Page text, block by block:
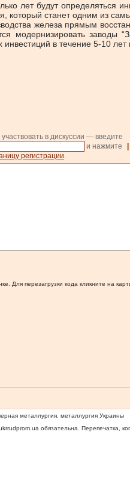
лет будут определяться
который станет одним из
железа прямым
модернизировать заводы
в течение 5-10 лет
в дискуссии — введите
и нажмите
регистрации.
Для перезагрузки кода кликните на
металлургия, металлургия Украины
обязательна. Перепечатка,